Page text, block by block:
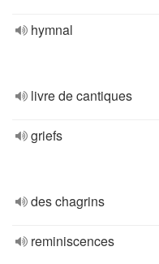
hymnal
livre de cantiques
griefs
des chagrins
reminiscences